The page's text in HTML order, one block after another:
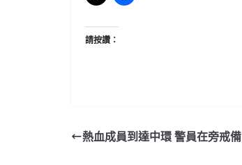
請按讚：
熱血成員到達中環 警員在旁戒備